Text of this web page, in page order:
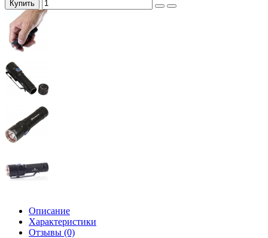
Купить
Описание
Характеристики
Отзывы (0)